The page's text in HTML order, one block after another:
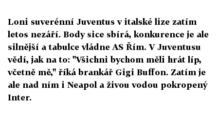
Loni suverénní Juventus v italské lize zatím
letos nezáří. Body sice sbírá, konkurence je ale
silnější a tabulce vládne AS Řím. V Juventusu
vědí, jak na to: "Všichni bychom měli hrát líp,
včetně mě," říká brankář Gigi Buffon. Zatím je
ale nad ním i Neapol a živou vodou pokropený
Inter.